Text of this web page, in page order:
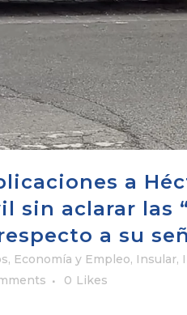
a
sin aclarar las
a su
, Economía y Empleo, Insular,
0 Likes